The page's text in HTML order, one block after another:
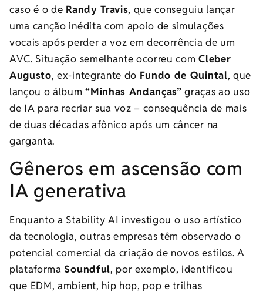
caso é o de Randy Travis, que conseguiu lançar
uma canção inédita com apoio de simulações
vocais após perder a voz em decorrência de um
AVC. Situação semelhante ocorreu comCleber
Augusto, ex-integrante do Fundo de Quintal, que
lançou o álbum“Minhas Andanças” graças ao uso
de IA para recriar sua voz – consequência de mais
de duas décadas afônico após um câncer na
garganta.
Gêneros em ascensão com
IA generativa
Enquanto a Stability AI investigou o uso artístico
da tecnologia, outras empresas têm observado o
potencial comercial da criação de novos estilos. A
plataformaSoundful, por exemplo, identificou
que EDM, ambient, hip hop, pop e trilhas